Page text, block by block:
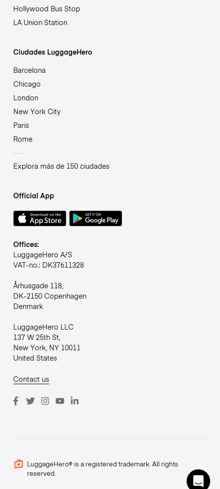
Hollywood Bus Stop
LA Union Station
Ciudades LuggageHero
Barcelona
Chicago
London
New York City
Paris
Rome
Explora más de 150 ciudades
Official App
Offices:
LuggageHero A/S
VAT-no.: DK37611328
Århusgade 118,
DK-2150 Copenhagen
Denmark
LuggageHero LLC
137 W 25th St,
New York, NY 10011
United States
Contact us
LuggageHero® is a registered trademark. All rights
reserved.